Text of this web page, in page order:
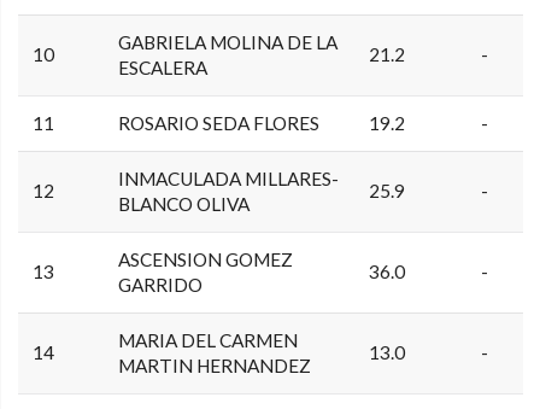
10
GABRIELA MOLINA DE LA
ESCALERA
21.2 -
11 ROSARIO SEDA FLORES 19.2 -
12
INMACULADA MILLARES-
BLANCO OLIVA
25.9 -
13
ASCENSION GOMEZ
GARRIDO
36.0 -
14
MARIA DEL CARMEN
MARTIN HERNANDEZ
13.0 -